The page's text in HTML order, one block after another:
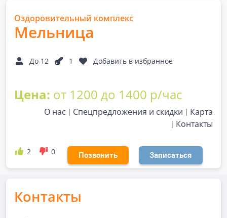
Оздоровительный комплекс
Мельница
До 12 1 Добавить в избранное
Цена: от 1200 до 1400 р/час
О нас Спецпредложения и скидки
Карта
Контакты
2 0 Позвонить Записаться
Контакты